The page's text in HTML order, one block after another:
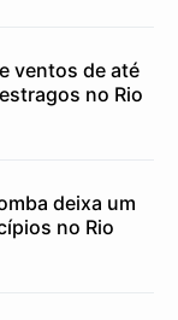
ventos de até
no Rio
deixa um
no Rio